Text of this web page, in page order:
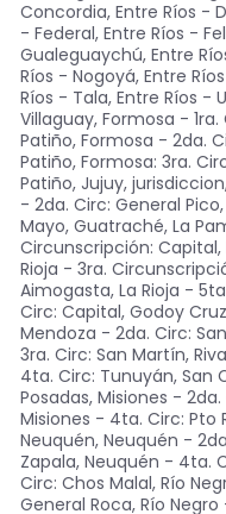
Concordia, Entre Ríos -
- Federal, Entre Ríos -
Gualeguaychú, Entre
Ríos - Nogoyá, Entre
Ríos - Tala, Entre Ríos -
Villaguay, Formosa - 1ra.
Patiño, Formosa - 2da.
Patiño, Formosa: 3ra.
Patiño, Jujuy, jurisdiccion
- 2da. Circ: General Pico,
Mayo, Guatraché, La
Circunscripción: Capital,
Rioja - 3ra.
Aimogasta, La Rioja -
Circ: Capital, Godoy
Mendoza - 2da. Circ:
3ra. Circ: San Martín,
4ta. Circ: Tunuyán, San
Posadas, Misiones -
Misiones - 4ta. Circ: Pto
Neuquén, Neuquén -
Zapala, Neuquén - 4ta.
Circ: Chos Malal, Río
General Roca, Río